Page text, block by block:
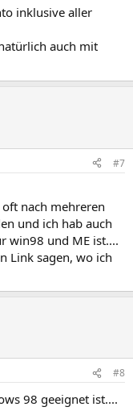
inklusive aller
auch mit
#7
nach mehreren
und ich hab auch
win98 und ME ist....
Link sagen, wo ich
#8
98 geeignet ist....